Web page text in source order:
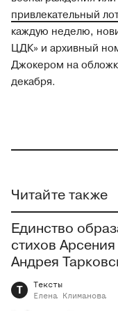
привлекательный
каждую неделю,
ЦДК» и архивный
Джокером на
декабря.
Читайте также
Единство
стихов
Андрея
Т
Тексты
Елена
Климанова